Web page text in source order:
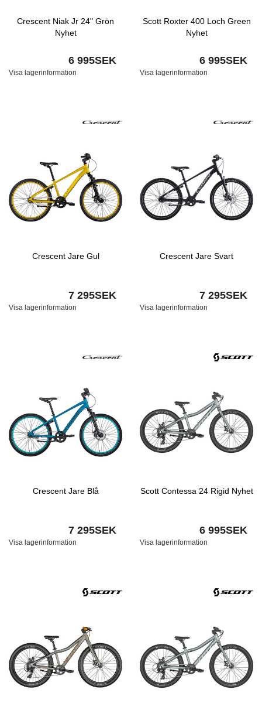
Crescent Niak Jr 24" Grön
Nyhet
6 995SEK
Visa lagerinformation
Scott Roxter 400 Loch Green
Nyhet
6 995SEK
Visa lagerinformation
Crescent Jare Gul
7 295SEK
Visa lagerinformation
Crescent Jare Svart
7 295SEK
Visa lagerinformation
Crescent Jare Blå
7 295SEK
Visa lagerinformation
Scott Contessa 24 Rigid Nyhet
6 995SEK
Visa lagerinformation